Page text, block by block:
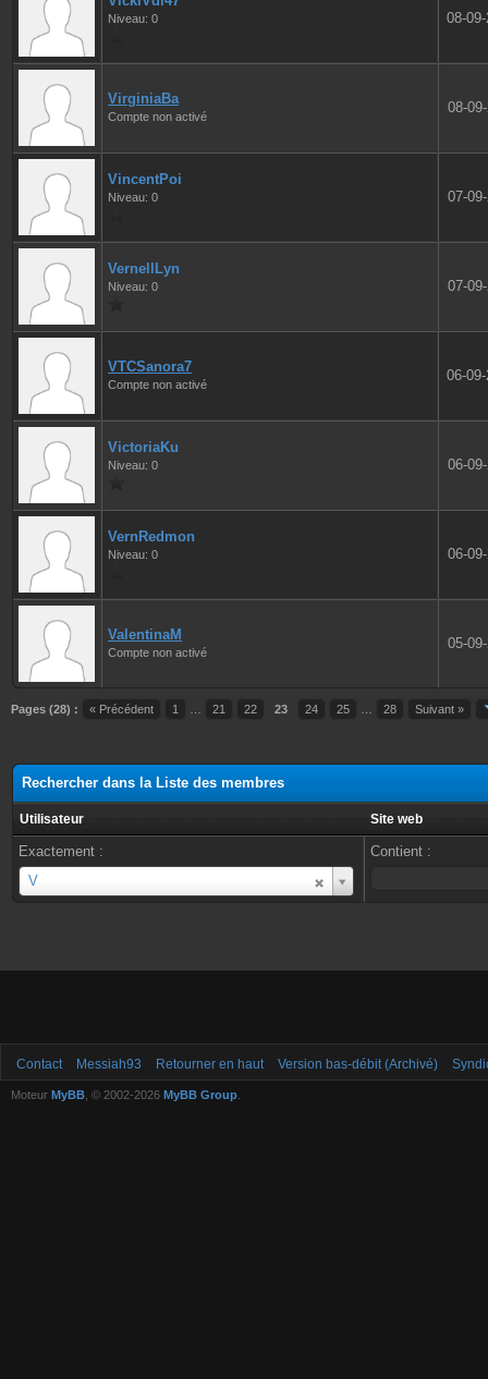
Niveau: 0 08-
VirginiaBa
Compte non activé
08-
VincentPoi
Niveau: 0 07-
VernellLyn
Niveau: 0 07-
VTCSanora7
Compte non activé
06-
VictoriaKu
Niveau: 0 06-
VernRedmon
Niveau: 0 06-
ValentinaM
Compte non activé
05-
Pages (28) : « Précédent 1 21 22 23 24 25 28 Suivant »
Rechercher dans la Liste des membres
Utilisateur Site web
Exactement :
V
Utilisateur
Contient :
Contact Messiah93 Retourner en haut Version bas-débit (Archivé)
Moteur MyBB , © 2002-2026 MyBB Group